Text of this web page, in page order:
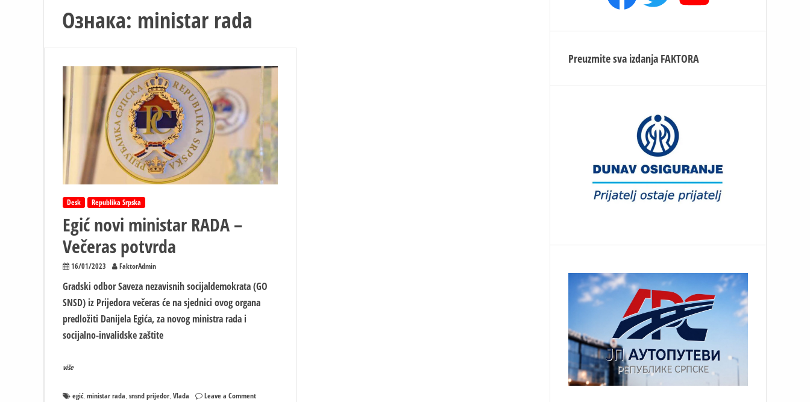
Ознака: ministar rada
Desk Republika Srpska
Egić novi ministar RADA –
Večeras potvrda
16/01/2023 FaktorAdmin
Gradski odbor Saveza nezavisnih socijaldemokrata (GO
SNSD) iz Prijedora večeras će na sjednici ovog organa
predložiti Danijela Egića, za novog ministra rada i
socijalno-invalidske zaštite
više
egić, ministar rada, snsnd prijedor, Vlada Leave a Commenton
Preuzmite sva izdanja FAKTORA